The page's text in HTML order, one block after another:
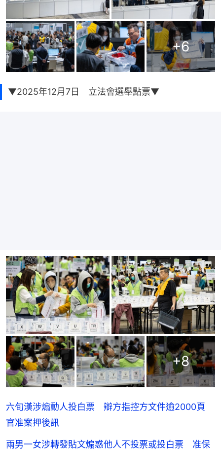
+6
▼2025年12月7日 立法會選舉點票▼
+8
六旬漢涉煽動人投白票 辯方指控方文件逾2000頁
官准案押後訊
兩男一女涉轉發貼文煽惑他人不投票或投白票 准保